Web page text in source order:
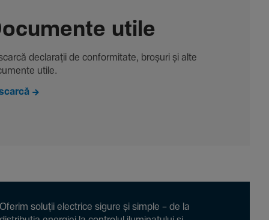
utile
decla­rații de conformitate, broșuri și alte
utile.
soluții electrice sigure și simple – de la